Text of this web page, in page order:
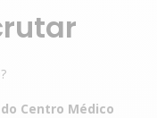
Centro Médico